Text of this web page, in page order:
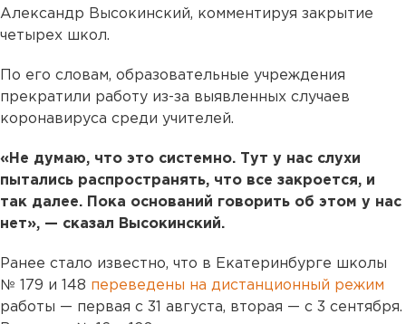
Александр Высокинский, комментируя закрытие
четырех школ.
По его словам, образовательные учреждения
прекратили работу из-за выявленных случаев
коронавируса среди учителей.
«Не думаю, что это системно. Тут у нас слухи
пытались распространять, что все закроется, и
так далее. Пока оснований говорить об этом у нас
нет», — сказал Высокинский.
Ранее стало известно, что в Екатеринбурге школы
№ 179 и 148 переведены на дистанционный режим
работы — первая с 31 августа, вторая — с 3 сентября.